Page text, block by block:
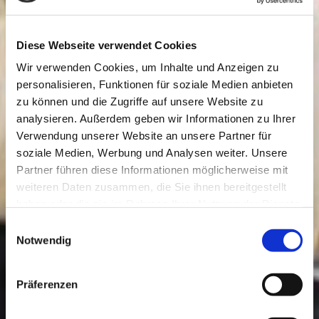
Diese Webseite verwendet Cookies
Wir verwenden Cookies, um Inhalte und Anzeigen zu
personalisieren, Funktionen für soziale Medien anbieten
zu können und die Zugriffe auf unsere Website zu
analysieren. Außerdem geben wir Informationen zu Ihrer
Verwendung unserer Website an unsere Partner für
soziale Medien, Werbung und Analysen weiter. Unsere
Partner führen diese Informationen möglicherweise mit
weiteren Daten zusammen, die Sie ihnen bereitgestellt
Einwilligungsauswahl
Notwendig
Präferenzen